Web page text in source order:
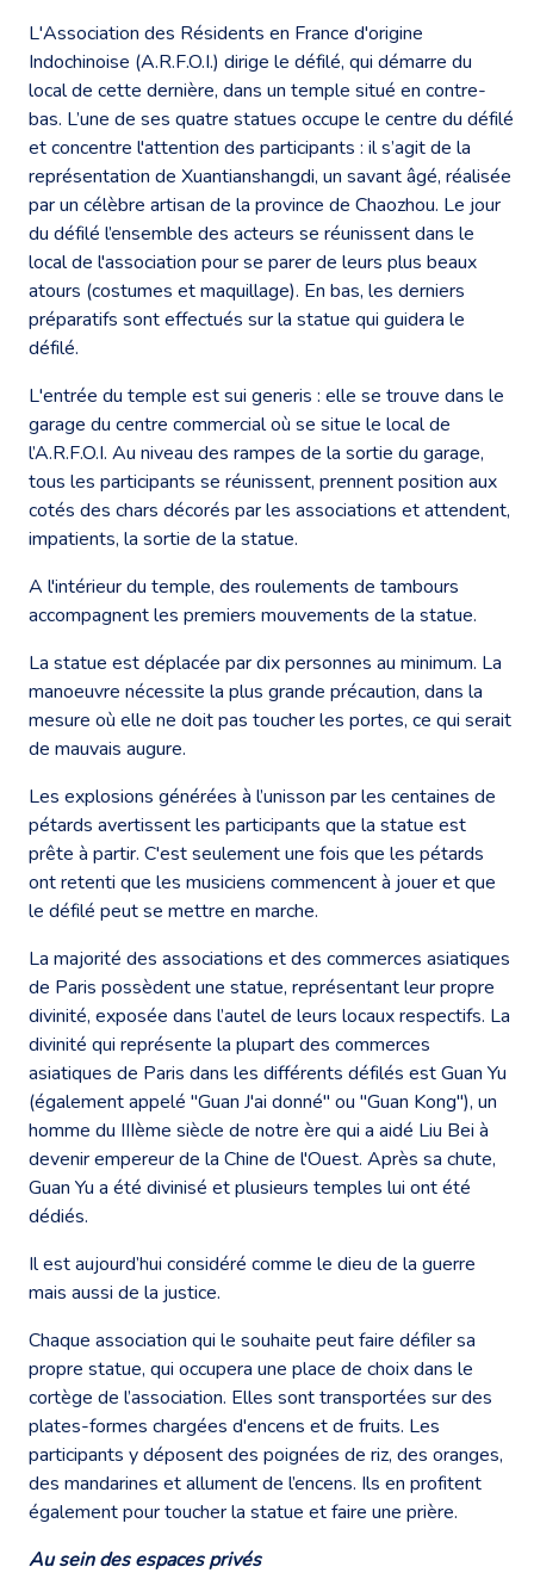
L'Association des Résidents en France d'origine
Indochinoise (A.R.F.O.I.) dirige le défilé, qui démarre du
local de cette dernière, dans un temple situé en contre-
bas. L’une de ses quatre statues occupe le centre du défilé
et concentre l'attention des participants : il s’agit de la
représentation de Xuantianshangdi, un savant âgé, réalisée
par un célèbre artisan de la province de Chaozhou. Le jour
du défilé l’ensemble des acteurs se réunissent dans le
local de l'association pour se parer de leurs plus beaux
atours (costumes et maquillage). En bas, les derniers
préparatifs sont effectués sur la statue qui guidera le
défilé.
L'entrée du temple est sui generis : elle se trouve dans le
garage du centre commercial où se situe le local de
l’A.R.F.O.I. Au niveau des rampes de la sortie du garage,
tous les participants se réunissent, prennent position aux
cotés des chars décorés par les associations et attendent,
impatients, la sortie de la statue.
A l'intérieur du temple, des roulements de tambours
accompagnent les premiers mouvements de la statue.
La statue est déplacée par dix personnes au minimum. La
manoeuvre nécessite la plus grande précaution, dans la
mesure où elle ne doit pas toucher les portes, ce qui serait
de mauvais augure.
Les explosions générées à l’unisson par les centaines de
pétards avertissent les participants que la statue est
prête à partir. C'est seulement une fois que les pétards
ont retenti que les musiciens commencent à jouer et que
le défilé peut se mettre en marche.
La majorité des associations et des commerces asiatiques
de Paris possèdent une statue, représentant leur propre
divinité, exposée dans l’autel de leurs locaux respectifs. La
divinité qui représente la plupart des commerces
asiatiques de Paris dans les différents défilés est Guan Yu
(également appelé "Guan J'ai donné" ou "Guan Kong"), un
homme du IIIème siècle de notre ère qui a aidé Liu Bei à
devenir empereur de la Chine de l'Ouest. Après sa chute,
Guan Yu a été divinisé et plusieurs temples lui ont été
dédiés.
Il est aujourd’hui considéré comme le dieu de la guerre
mais aussi de la justice.
Chaque association qui le souhaite peut faire défiler sa
propre statue, qui occupera une place de choix dans le
cortège de l’association. Elles sont transportées sur des
plates-formes chargées d'encens et de fruits. Les
participants y déposent des poignées de riz, des oranges,
des mandarines et allument de l’encens. Ils en profitent
également pour toucher la statue et faire une prière.
Au sein des espaces privés